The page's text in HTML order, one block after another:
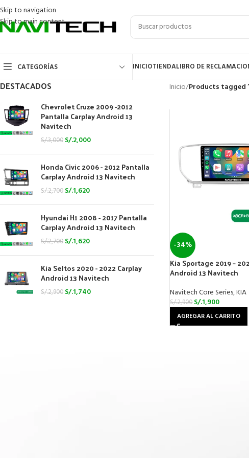
Skip to navigation
Skip to main content
CATEGORÍAS INICIOTIENDALIBRO DE
DESTACADOS
Chevrolet Cruze 2009 -2012
Pantalla Carplay Android 13
Navitech
S/.3,000 S/.2,000
Honda Civic 2006 - 2012 Pantalla
Carplay Android 13 Navitech
S/.2,700 S/.1,620
Hyundai H1 2008 - 2017 Pantalla
Carplay Android 13 Navitech
S/.2,700 S/.1,620
Kia Seltos 2020 - 2022 Carplay
Android 13 Navitech
S/.2,900 S/.1,740
Inicio/Products tagged
-34%
Kia Sportage 2019 –
Android 13 Navitech
Navitech Core Series,KIA
S/.2,900S/.1,900
AGREGAR AL CARRITO